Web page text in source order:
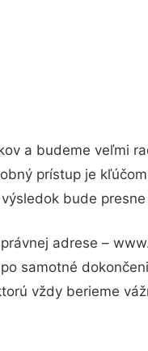
a budeme veľmi
prístup je
bude
adrese –
samotné
vždy berieme